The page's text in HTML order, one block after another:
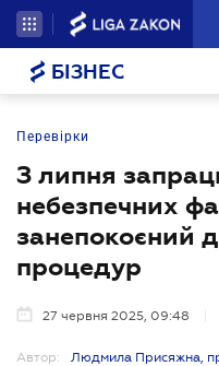
БІЗНЕС
Перевірки
З липня
небезпечних
занепокоєний
процедур
27 червня 2025, 09:48
Автор:
Людмила Присяжна,